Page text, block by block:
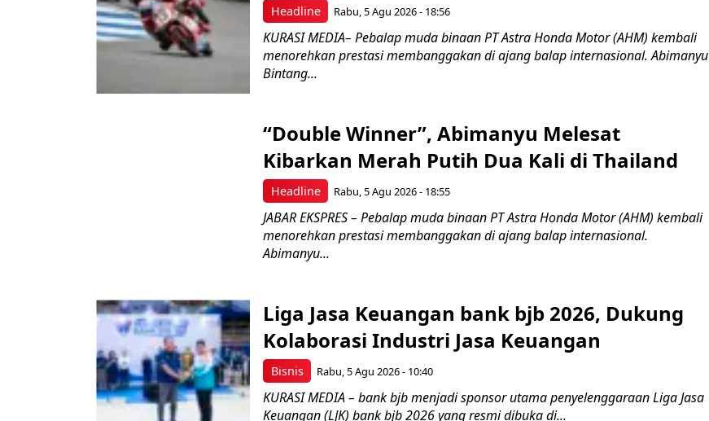
Headline Rabu, 5 Agu 2026 - 18:56
KURASI MEDIA– Pebalap muda binaan PT Astra Honda Motor (AHM) kembali
menorehkan prestasi membanggakan di ajang balap internasional. Abimanyu
Bintang...
Headline
“Double Winner”, Abimanyu Melesat
Kibarkan Merah Putih Dua Kali di Thailand
Rabu, 5 Agu 2026 - 18:55
JABAR EKSPRES – Pebalap muda binaan PT Astra Honda Motor (AHM) kembali
menorehkan prestasi membanggakan di ajang balap internasional.
Abimanyu...
Bisnis
Liga Jasa Keuangan bank bjb 2026, Dukung
Kolaborasi Industri Jasa Keuangan
Rabu, 5 Agu 2026 - 10:40
KURASI MEDIA – bank bjb menjadi sponsor utama penyelenggaraan Liga Jasa
Keuangan (LJK) bank bjb 2026 yang resmi dibuka di...